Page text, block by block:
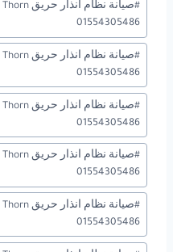
#
01554305486
#
01554305486
#
01554305486
#
01554305486
#
01554305486